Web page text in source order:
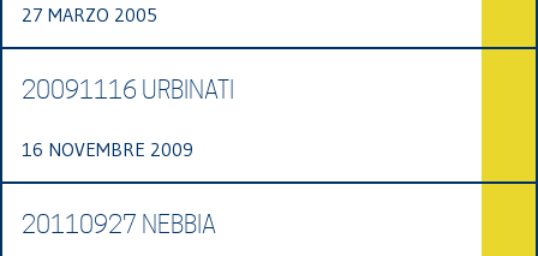
27 MARZO 2005
20091116 URBINATI
16 NOVEMBRE 2009
20110927 NEBBIA